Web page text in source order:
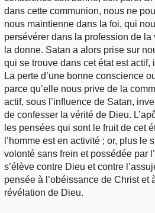
dans cette communion, nous ne
nous maintienne dans la foi, qui
persévérer dans la profession de
la donne. Satan a alors prise sur
qui se trouve dans cet état est actif,
La perte d’une bonne conscience
parce qu’elle nous prive de la
actif, sous l’influence de Satan,
de confesser la vérité de Dieu.
les pensées qui sont le fruit de cet
l’homme est en activité ; or, plus le
volonté sans frein et possédée par
s’élève contre Dieu et contre
pensée à l’obéissance de Christ et
révélation de Dieu.